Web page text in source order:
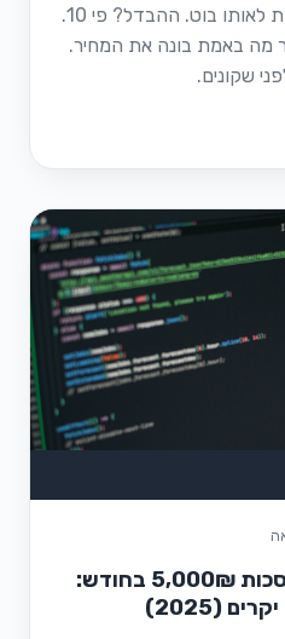
קיבלתי 5 הצעות מחיר שונות לאותו בוט. ההבדל? פי 10.
מה באמת בונה את המחיר.
שקונים.
10 אפליקציות AI שחוסכות 5,000₪ בחודש:
(2025)